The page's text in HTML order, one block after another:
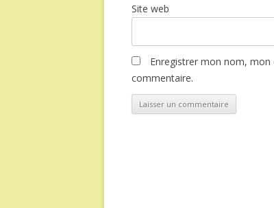
Site web
Enregistrer mon nom,
commentaire.